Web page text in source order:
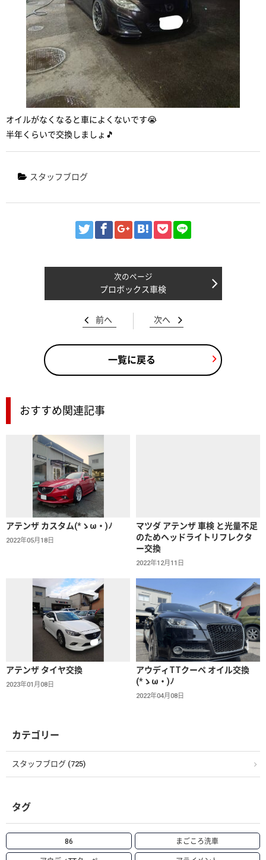
オイルがなくなると車によくないです😭
半年くらいで交換しましょ🎵
スタッフブログ
プロボックス車検
前へ 次へ
一覧に戻る
おすすめ関連記事
アテンザ カスタム(*ゝω・)ﾉ
2022年05月18日
マツダ アテンザ 車検 と光量不足
のためヘッドライトリフレクタ
ー交換
2022年12月11日
アテンザ タイヤ交換
2023年01月08日
アウディTTクーペ オイル交換
(*ゝω・)ﾉ
2022年04月08日
カテゴリー
スタッフブログ (725)
タグ
86 まごころ洗車